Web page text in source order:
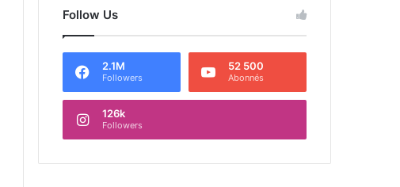
Follow Us
2.1M
Followers
52 500
Abonnés
126k
Followers